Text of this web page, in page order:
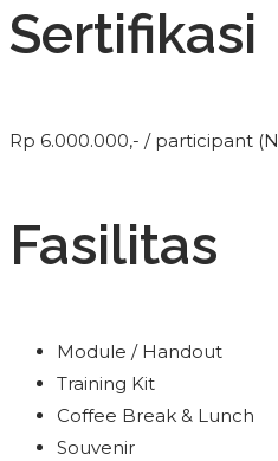
Sertifikasi
Rp 6.000.000,- / participant
Fasilitas
Module / Handout
Training Kit
Coffee Break & Lunch
Souvenir